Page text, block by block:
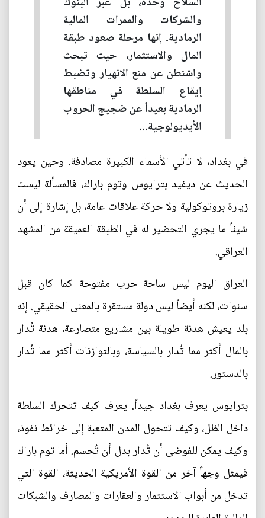
والشركات والممرات المالية
الرمادية. إنها مرحلة صعود طبقة
المال والاستثمار، حيث تبحث
واشنطن عن منع الانهيار وتضبط
إيقاع السلطة في مناطقها
الرمادية بعيداً عن ضجيج الحروب
الأيديولوجية...
في بغداد، لا تأتي الأسماء الكبيرة مصادفة. وحين يعود
الحديث عن ديفيد بترايوس وتوم باراك، فالمسألة ليست
زيارة بروتوكولية ولا حركة علاقات عامة، بل إشارة إلى أن
شيئاً ما يجري التحضير له في الطبقة العميقة من المشهد
العراقي.
العراق اليوم ليس ساحة حرب مفتوحة كما كان قبل
سنوات، لكنه أيضاً ليس دولة مستقرة بالمعنى الحقيقي. إنه
بلد يعيش هدنة طويلة بين مشاريع متصارعة، هدنة تُدار
بالمال أكثر مما تُدار بالسياسة، وبالتوازنات أكثر مما تُدار
بالدستور.
بترايوس يعرف بغداد جيداً. يعرف كيف تتحرك السلطة
داخل الظل، وكيف تتحول المدن المتعبة إلى خرائط نفوذ،
وكيف يمكن للفوضى أن تُدار بدل أن تُحسم. أما توم باراك
فيمثل وجهاً آخر من القوة الأمريكية الحديثة، القوة التي
تدخل من أبواب الاستثمار والعقارات والمصارف والشبكات